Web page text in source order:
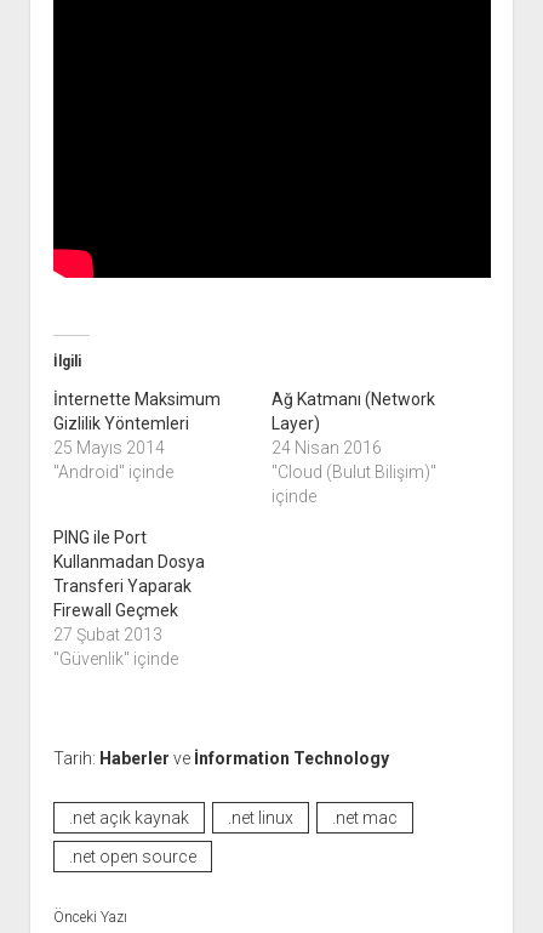
İlgili
İnternette Maksimum
Gizlilik Yöntemleri
25 Mayıs 2014
"Android" içinde
Ağ Katmanı (Network
Layer)
24 Nisan 2016
"Cloud (Bulut Bilişim)"
içinde
PING ile Port
Kullanmadan Dosya
Transferi Yaparak
Firewall Geçmek
27 Şubat 2013
"Güvenlik" içinde
Tarih: Haberler ve İnformation Technology
.net açık kaynak .net linux
.net mac
.net open source
Önceki Yazı